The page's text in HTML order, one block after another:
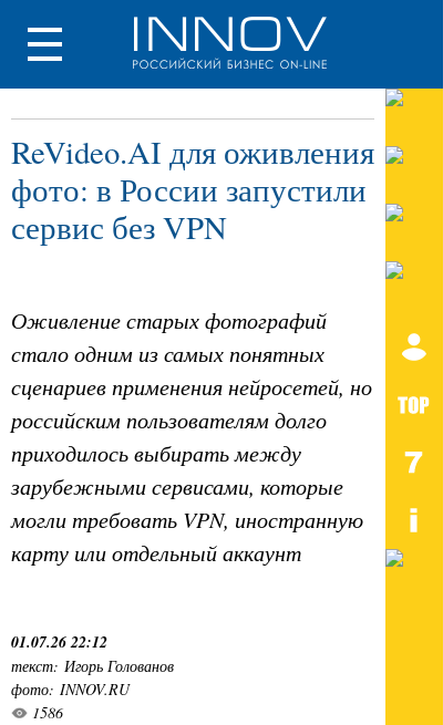
ReVideo.AI для оживления
фото: в России запустили
сервис без VPN
Оживление старых фотографий
стало одним из самых понятных
сценариев применения нейросетей, но
российским пользователям долго
приходилось выбирать между
зарубежными сервисами, которые
могли требовать VPN, иностранную
карту или отдельный аккаунт
01.07.26 22:12
текст: Игорь Голованов
фото: INNOV.RU
1586